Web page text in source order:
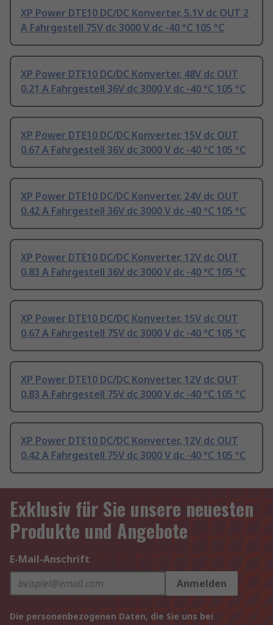
XP Power DTE10 DC/DC Konverter, 5.1V dc OUT 2
A Fahrgestell 75V dc 3000 V dc -40 °C 105 °C
XP Power DTE10 DC/DC Konverter, 48V dc OUT
0.21 A Fahrgestell 36V dc 3000 V dc -40 °C 105 °C
XP Power DTE10 DC/DC Konverter, 15V dc OUT
0.67 A Fahrgestell 36V dc 3000 V dc -40 °C 105 °C
XP Power DTE10 DC/DC Konverter, 24V dc OUT
0.42 A Fahrgestell 36V dc 3000 V dc -40 °C 105 °C
XP Power DTE10 DC/DC Konverter, 12V dc OUT
0.83 A Fahrgestell 36V dc 3000 V dc -40 °C 105 °C
XP Power DTE10 DC/DC Konverter, 15V dc OUT
0.67 A Fahrgestell 75V dc 3000 V dc -40 °C 105 °C
XP Power DTE10 DC/DC Konverter, 12V dc OUT
0.83 A Fahrgestell 75V dc 3000 V dc -40 °C 105 °C
XP Power DTE10 DC/DC Konverter, 12V dc OUT
0.42 A Fahrgestell 75V dc 3000 V dc -40 °C 105 °C
Exklusiv für Sie unsere neuesten
Produkte und Angebote
E-Mail-Anschrift
Anmelden
Die personenbezogenen Daten, die Sie uns bei